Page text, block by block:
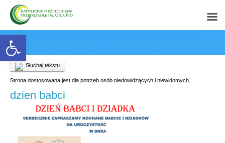
Open toolbar
Słuchaj tekstu
Strona dostosowana jest dla potrzeb osób niedowidzących i niewidomych.
dzien babci